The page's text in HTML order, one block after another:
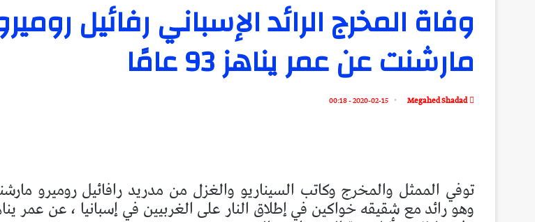
وفاة المخرج الرائد الإسباني رفائيل
مارشنت عن عمر يناهز 93 عامًا
Megahed Shadad
2020-02-15 - 00:18